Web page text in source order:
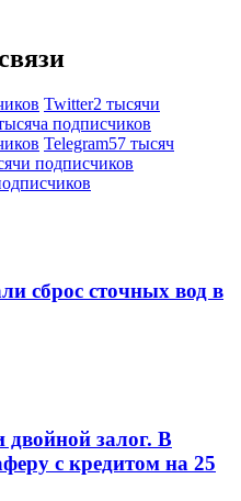
Twitter2 тысячи
подписчиков
Telegram57 тысяч
подписчиков
сброс сточных вод в
залог. В
с кредитом на 25